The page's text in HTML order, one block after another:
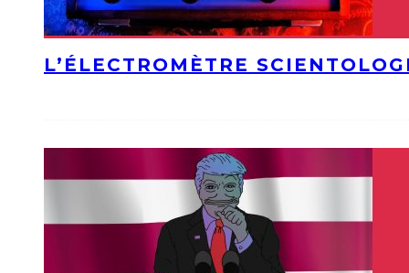
L’ÉLECTROMÈTRE